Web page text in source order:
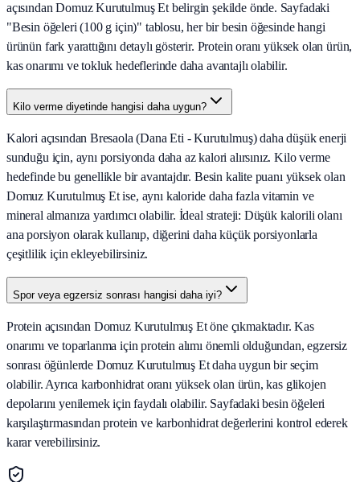
açısından Domuz Kurutulmuş Et belirgin şekilde önde. Sayfadaki
"Besin öğeleri (100 g için)" tablosu, her bir besin öğesinde hangi
ürünün fark yarattığını detaylı gösterir. Protein oranı yüksek olan ürün,
kas onarımı ve tokluk hedeflerinde daha avantajlı olabilir.
Kilo verme diyetinde hangisi daha uygun?
Kalori açısından Bresaola (Dana Eti - Kurutulmuş) daha düşük enerji
sunduğu için, aynı porsiyonda daha az kalori alırsınız. Kilo verme
hedefinde bu genellikle bir avantajdır. Besin kalite puanı yüksek olan
Domuz Kurutulmuş Et ise, aynı kaloride daha fazla vitamin ve
mineral almanıza yardımcı olabilir. İdeal strateji: Düşük kalorili olanı
ana porsiyon olarak kullanıp, diğerini daha küçük porsiyonlarla
çeşitlilik için ekleyebilirsiniz.
Spor veya egzersiz sonrası hangisi daha iyi?
Protein açısından Domuz Kurutulmuş Et öne çıkmaktadır. Kas
onarımı ve toparlanma için protein alımı önemli olduğundan, egzersiz
sonrası öğünlerde Domuz Kurutulmuş Et daha uygun bir seçim
olabilir. Ayrıca karbonhidrat oranı yüksek olan ürün, kas glikojen
depolarını yenilemek için faydalı olabilir. Sayfadaki besin öğeleri
karşılaştırmasından protein ve karbonhidrat değerlerini kontrol ederek
karar verebilirsiniz.